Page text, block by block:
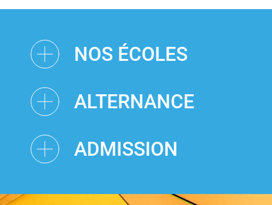
NOS ÉCOLES
ALTERNANCE
ADMISSION